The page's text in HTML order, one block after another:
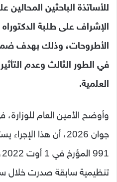
للأساتذة الباحثين المحالين
الإشراف على طلبة
الأطروحات، وذلك بهدف
في الطور الثالث وعدم
العلمية.
جوان 2026، أن هذا